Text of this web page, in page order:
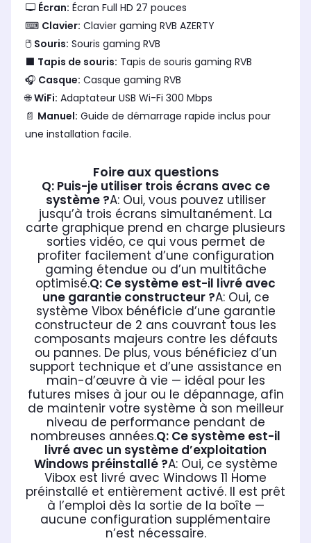
🖵 Écran: Écran Full HD 27 pouces
⌨ Clavier: Clavier gaming RVB AZERTY
🖱 Souris: Souris gaming RVB
⬛ Tapis de souris: Tapis de souris gaming RVB
🎧 Casque: Casque gaming RVB
🌐WiFi: Adaptateur USB Wi-Fi 300 Mbps
📄 Manuel: Guide de démarrage rapide inclus pour
une installation facile.
Foire aux questions
Q: Puis-je utiliser trois écrans avec ce
système ?A: Oui, vous pouvez utiliser
jusqu’à trois écrans simultanément. La
carte graphique prend en charge plusieurs
sorties vidéo, ce qui vous permet de
profiter facilement d’une configuration
gaming étendue ou d’un multitâche
optimisé.Q: Ce système est-il livré avec
une garantie constructeur ?A: Oui, ce
système Vibox bénéficie d’une garantie
constructeur de 2 ans couvrant tous les
composants majeurs contre les défauts
ou pannes. De plus, vous bénéficiez d’un
support technique et d’une assistance en
main-d’œuvre à vie — idéal pour les
futures mises à jour ou le dépannage, afin
de maintenir votre système à son meilleur
niveau de performance pendant de
nombreuses années.Q: Ce système est-il
livré avec un système d’exploitation
Windows préinstallé ?A: Oui, ce système
Vibox est livré avec Windows 11 Home
préinstallé et entièrement activé. Il est prêt
à l’emploi dès la sortie de la boîte —
aucune configuration supplémentaire
n’est nécessaire.